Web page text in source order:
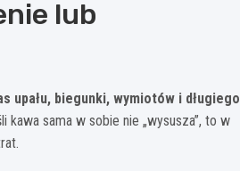
lub
upału, biegunki, wymiotów i długiego
sama w sobie nie „wysusza”, to w